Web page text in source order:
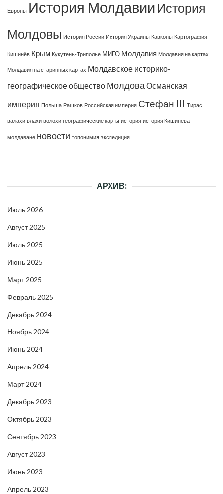
Европы История Молдавии История
Молдовы История России История Украины Кавконы Картография
Кишинёв Крым Кукутень-Триполье МИГО Молдавия Молдавия на картах
Молдавия на старинных картах Молдавское историко-
географическое общество Молдова Османская
империя Польша Рашков Российская империя Стефан III Тирас
валахи влахи волохи географические карты история история Кишинева
молдаване новости топонимия экспедиция
АРХИВ:
Июль 2026
Август 2025
Июль 2025
Июнь 2025
Март 2025
Февраль 2025
Декабрь 2024
Ноябрь 2024
Июнь 2024
Апрель 2024
Март 2024
Декабрь 2023
Октябрь 2023
Сентябрь 2023
Август 2023
Июнь 2023
Апрель 2023